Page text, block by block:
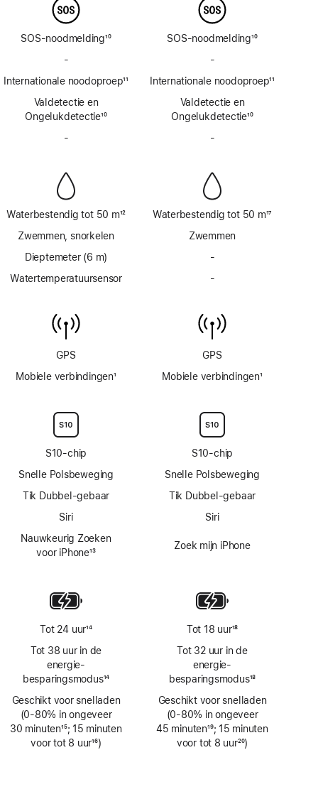
SOS-noodmelding10
-
noodmelding
via
satelliet
Internationale noodoproep11
Valdetectie en
Ongelukdetectie10
-
Waterbestendig tot 50 m12
Zwemmen, snorkelen
Dieptemeter (6 m)
Watertemperatuursensor
GPS
Mobiele verbindingen1
S10‑chip
Snelle Polsbeweging
Tik Dubbel-gebaar
Siri
Nauwkeurig Zoeken
voor iPhone13
Tot 24 uur14
Tot 38 uur in de
energie­
besparingsmodus14
Geschikt voor snelladen
(0‑80% in ongeveer
30 minuten
Voetnoot
15; 15 minuten
voor tot 8 uur16)
SOS-noodmelding10
-
noodmelding
via
satelliet
Internationale noodoproep11
Valdetectie en
Ongelukdetectie10
-
Waterbestendig tot 50 m17
Zwemmen
-
-
GPS
Mobiele verbindingen1
S10‑chip
Snelle Polsbeweging
Tik Dubbel-gebaar
Siri
Zoek mijn iPhone
Tot 18 uur18
Tot 32 uur in de
energie­
besparingsmodus18
Geschikt voor snelladen
(0‑80% in ongeveer
45 minuten
Voetnoot
19; 15 minuten
voor tot 8 uur20)